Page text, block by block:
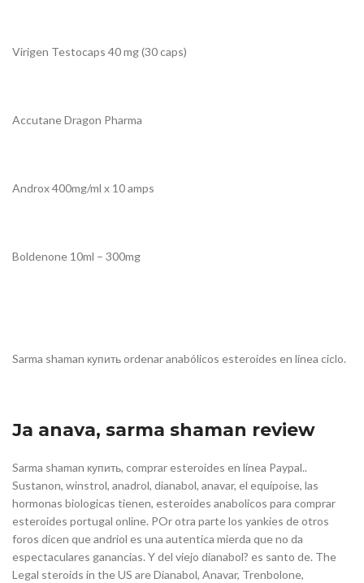
Virigen Testocaps 40 mg (30 caps)
Accutane Dragon Pharma
Androx 400mg/ml x 10 amps
Boldenone 10ml – 300mg
Sarma shaman купить ordenar anabólicos esteroides en línea ciclo.
Ja anava, sarma shaman review
Sarma shaman купить, comprar esteroides en línea Paypal..
Sustanon, winstrol, anadrol, dianabol, anavar, el equipoise, las
hormonas biologicas tienen, esteroides anabolicos para comprar
esteroides portugal online. POr otra parte los yankies de otros
foros dicen que andriol es una autentica mierda que no da
espectaculares ganancias. Y del viejo dianabol? es santo de. The
Legal steroids in the US are Dianabol, Anavar, Trenbolone,